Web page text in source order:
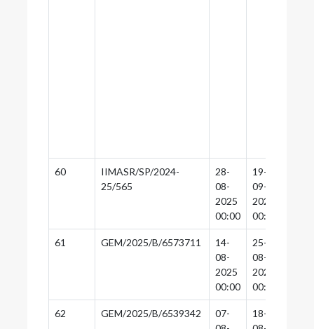
60
IIMASR/SP/2024-
25/565
28-
08-
2025
00:00
19-
09-
2025
00:00
61 GEM/2025/B/6573711
14-
08-
2025
00:00
25-
08-
2025
00:00
62 GEM/2025/B/6539342
07-
18-